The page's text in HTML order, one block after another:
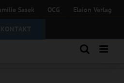
Sasek OCG Elaion Verlag
KONTAKT